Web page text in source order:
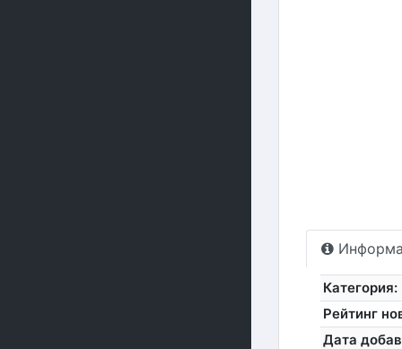
Категория:
Рейтинг
Дата